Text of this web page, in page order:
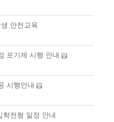
안전교육
포기제 시행 안내
시행안내
학전형 일정 안내